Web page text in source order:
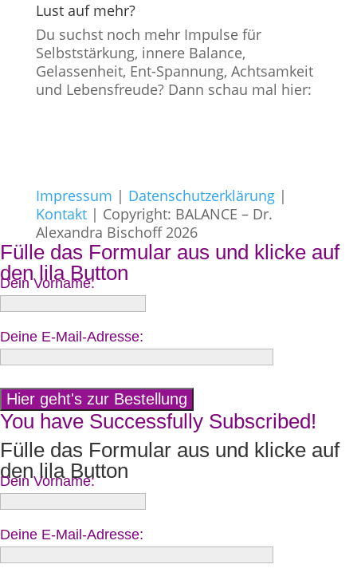
Lust auf mehr?
Du suchst noch mehr Impulse für
Selbststärkung, innere Balance,
Gelassenheit, Ent-Spannung, Achtsamkeit
und Lebensfreude? Dann schau mal hier:
Impressum | Datenschutzerklärung|
Kontakt| Copyright: BALANCE – Dr.
Alexandra Bischoff 2026
Fülle das Formular aus und klicke auf
den lila Button
Dein Vorname:
Deine E-Mail-Adresse:
You have Successfully Subscribed!
Fülle das Formular aus und klicke auf
den lila Button
Dein Vorname:
Deine E-Mail-Adresse: